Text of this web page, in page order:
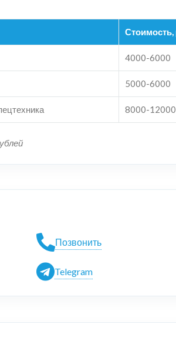
Стоимость,
4000-6000
5000-6000
8000-12000
Позвонить
Telegram